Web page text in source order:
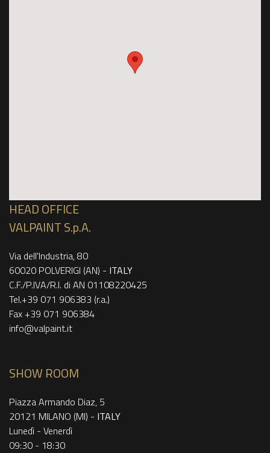
HEAD OFFICE
VALPAINT S.p.A.
Via dell'Industria, 80
60020 POLVERIGI (AN) - ITALY
C.F./P.IVA/R.I. di AN 01108220425
Tel.+39 071 906383 (r.a.)
Fax +39 071 906384
info@valpaint.it
SHOW ROOM
Piazza Armando Diaz, 5
20121 MILANO (MI) - ITALY
Lunedì - Venerdì
09:30 - 18:30